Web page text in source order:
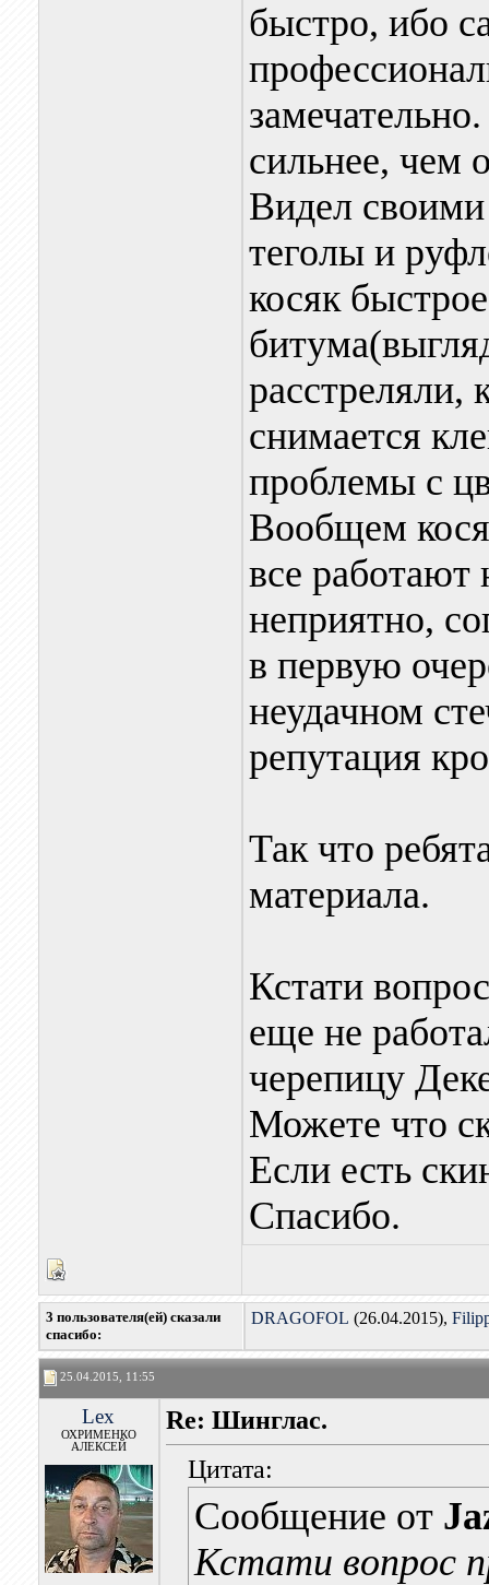
быстро, ибо
сильнее, чем
Видел своими
теголы и
косяк
расстреляли,
снимается
проблемы с
Вообщем
все работают
неприятно,
в первую
неудачном
репутация
Так что
материала.
Кстати
еще не
черепицу
Можете что
Если есть
Спасибо.
3 пользователя(ей) сказали
cпасибо:
DRAGOFOL (26.04.2015),
25.04.2015, 11:55
Lex
ОХРИМЕНКО
АЛЕКСЕЙ
Re: Шинглас.
Цитата:
Сообщение от
Кстати вопрос